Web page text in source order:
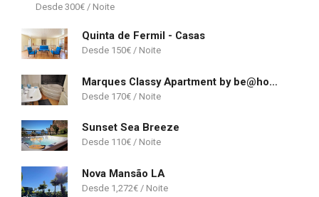
300€
Quinta de Fermil - Casas
150€
Marques Classy Apartment by be@home
170€
Sunset Sea Breeze
110€
Nova Mansão LA
1,272€